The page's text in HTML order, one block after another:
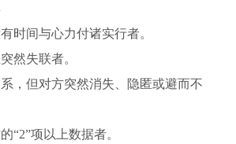
时间与心力付诸实行者。
然失联者。
，但对方突然消失、隐匿或避而不
“2”项以上数据者。